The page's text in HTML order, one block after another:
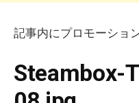
記事内にプロモーショ
Steambox-